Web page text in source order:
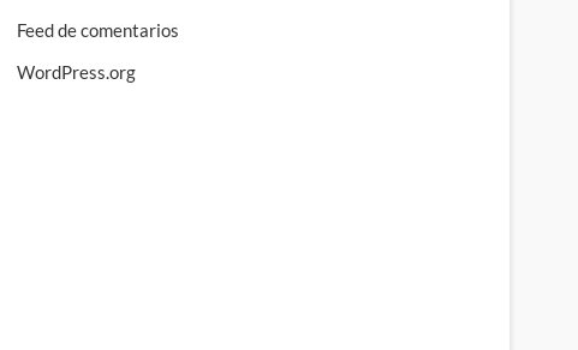
Feed de comentarios
WordPress.org